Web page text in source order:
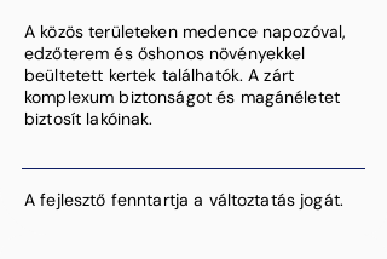
A közös területeken medence napozóval,
edzőterem és őshonos növényekkel
beültetett kertek találhatók. A zárt
komplexum biztonságot és magánéletet
biztosít lakóinak.
A fejlesztő fenntartja a változtatás jogát.